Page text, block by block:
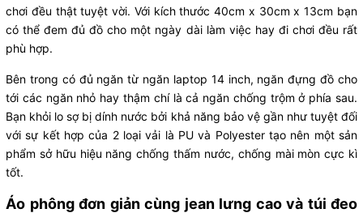
chơi đều thật tuyệt vời. Với kích thước 40cm x 30cm x 13cm bạn
có thể đem đủ đồ cho một ngày dài làm việc hay đi chơi đều rất
phù hợp.
Bên trong có đủ ngăn từ ngăn laptop 14 inch, ngăn đựng đồ cho
tới các ngăn nhỏ hay thậm chí là cả ngăn chống trộm ở phía sau.
Bạn khỏi lo sợ bị dính nước bởi khả năng bảo vệ gần như tuyệt đối
với sự kết hợp của 2 loại vải là PU và Polyester tạo nên một sản
phẩm sở hữu hiệu năng chống thấm nước, chống mài mòn cực kì
tốt.
Áo phông đơn giản cùng jean lưng cao và túi đeo